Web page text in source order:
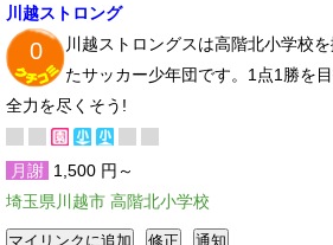
川越ストロング
0
川越ストロングスは高階北小学校
たサッカー少年団です。1点1勝を目
全力を尽くそう!
月謝 1,500 円～
埼玉県川越市 高階北小学校